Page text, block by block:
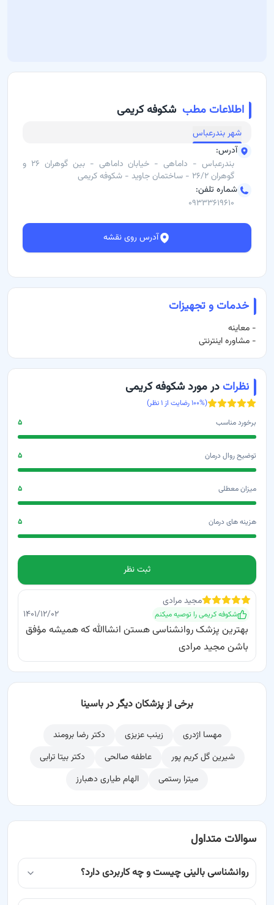
برای دریافت نوبت و مشاوره آنلاین، می‌توانید از طریق باسینا اقدام کنید.
شماره تماس:
اطلاعات مطب شکوفه کریمی
شهربندرعباس
آدرس:
بندرعباس - داماهی - خیابان داماهی - بین گوهران ۲۶ و
گوهران ۲۶/۲ - ساختمان جاوید - شکوفه کریمی
شماره تلفن:
۰۹۳۳۳۶۱۹۶۱۰
آدرس روی نقشه
خدمات و تجهیزات
- معاینه
- مشاوره اینترنتی
نظرات در مورد شکوفه کریمی
( ۱۰۰% رضایت از ۱نظر)
برخورد مناسب
۵
توضیح روال درمان ۵
میزان معطلی ۵
هزینه های درمان ۵
ثبت نظر
مجیدمرادی
شکوفه کریمیرا توصیه میکنم ۱۴۰۱/۱۲/۰۲
بهترین پزشک روانشناسی هستن انشاالله که همیشه مؤفق
باشن مجید مرادی
برخی از پزشکان دیگر در باسینا
مهسا اژدری زینب عزیزی
دکتر رضا برومند
شیرین گل کریم پور
عاطفه صالحی
دکتر بیتا ترابی
میترا رستمی
الهام طیاری دهبارز
سوالات متداول
روانشناسی بالینی چیست و چه کاربردی دارد؟